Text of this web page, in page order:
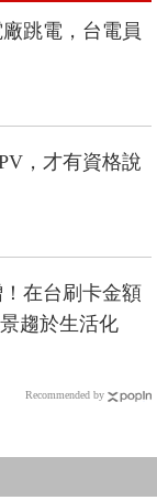
廠跳電，台電員
，才有資格說
在台刷卡金額
趨於生活化
Recommended by